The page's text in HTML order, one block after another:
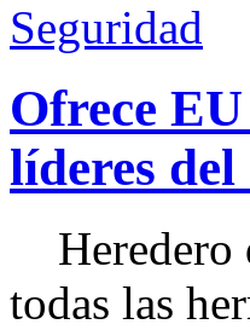
Seguridad
Ofrece
líderes
Heredero
todas las